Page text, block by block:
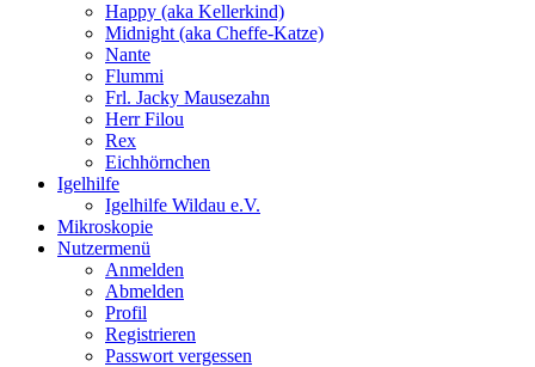
Happy (aka Kellerkind)
Midnight (aka Cheffe-Katze)
Nante
Flummi
Frl. Jacky Mausezahn
Herr Filou
Rex
Eichhörnchen
Igelhilfe
Igelhilfe Wildau e.V.
Mikroskopie
Nutzermenü
Anmelden
Abmelden
Profil
Registrieren
Passwort vergessen